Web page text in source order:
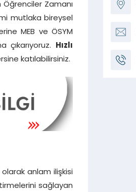
Öğrenciler Zamanı
mutlaka bireysel
MEB ve ÖSYM
çıkarıyoruz. Hızlı
katılabilirsiniz.
anlam ilişkisi
sağlayan